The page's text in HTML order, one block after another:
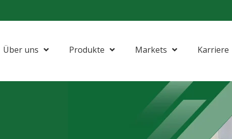
Über uns Produkte Markets Karriere